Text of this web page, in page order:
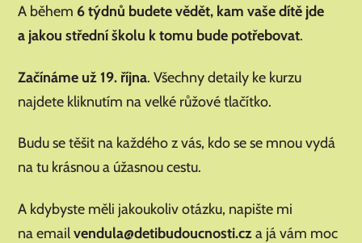
A během6 týdnů budete vědět, kam vaše dítě jde
a jakou střední školu k tomu bude potřebovat.
Začínáme už 19. října. Všechny detaily ke kurzu
najdete kliknutím na velké růžové tlačítko.
Budu se těšit na každého z vás, kdo se se mnou vydá
na tu krásnou a úžasnou cestu.
A kdybyste měli jakoukoliv otázku, napište mi
na emailvendula@detibudoucnosti.cza já vám moc